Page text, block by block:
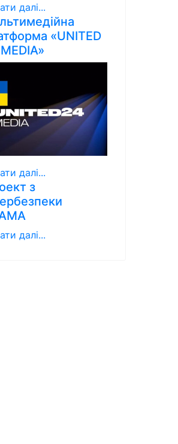
далі...
«UNITED
далі...
з
далі...